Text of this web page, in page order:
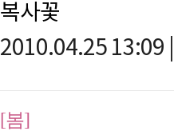
복사꽃
2010.04.25 13:09
[봄]